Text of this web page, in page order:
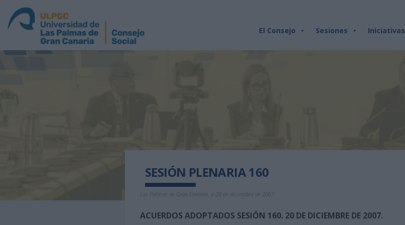
El Consejo Sesiones Iniciativas
SESIÓN PLENARIA 160
Las Palmas de Gran Canaria, a 20 de diciembre de 2007
ACUERDOS ADOPTADOS SESIÓN 160. 20 DE DICIEMBRE DE 2007.